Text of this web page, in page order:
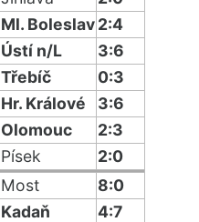
Ml. Boleslav2:4
Ústí n/L
3:6
Třebíč
0:3
Hr. Králové
3:6
Olomouc
2:3
Písek
2:0
Most
8:0
Kadaň
4:7